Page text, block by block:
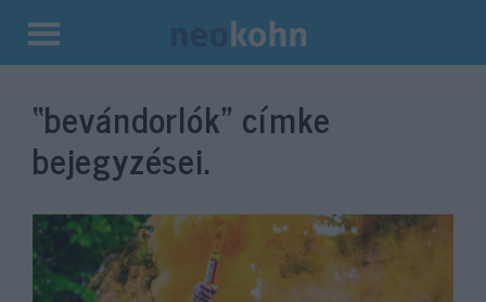
Kilépés
tartalomba
“bevándorlók” címke
bejegyzései.